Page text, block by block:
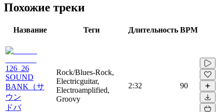
Похожие треки
Название Теги Длительность BPM
126_26
SOUND
BANK（サ
ウン
ドバ
Rock/Blues-Rock,
Electricguitar,
Electroamplified,
Groovy
2:32 90